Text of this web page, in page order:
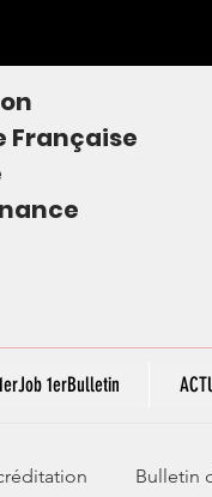
Française
1erBulletin
Bulletin